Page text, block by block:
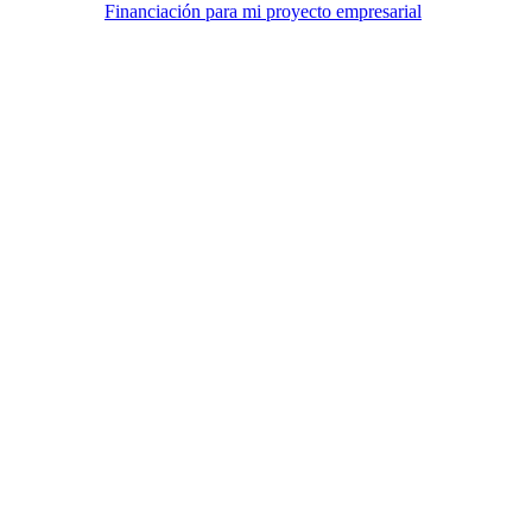
Financiación para mi proyecto empresarial